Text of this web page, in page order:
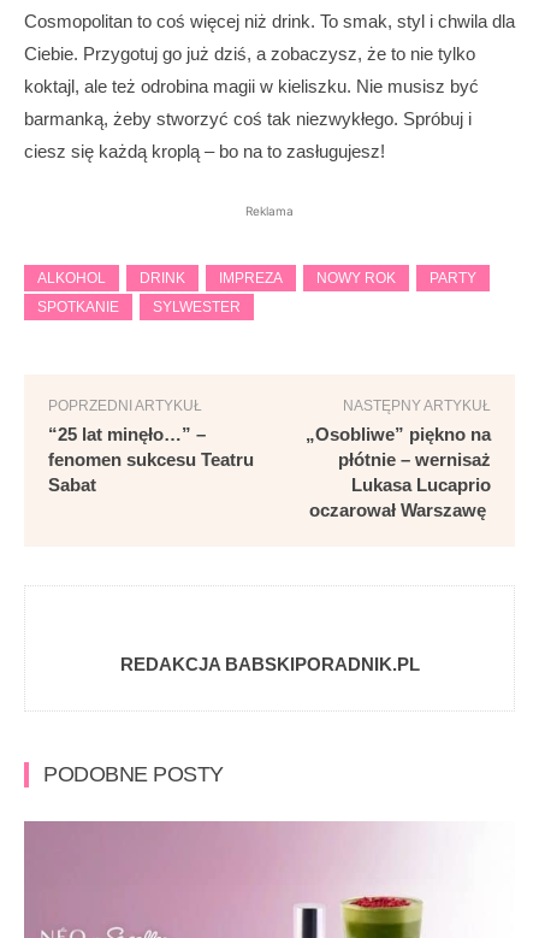
Cosmopolitan to coś więcej niż drink. To smak, styl i chwila dla
Ciebie. Przygotuj go już dziś, a zobaczysz, że to nie tylko
koktajl, ale też odrobina magii w kieliszku. Nie musisz być
barmanką, żeby stworzyć coś tak niezwykłego. Spróbuj i
ciesz się każdą kroplą – bo na to zasługujesz!
Reklama
ALKOHOL DRINK IMPREZA NOWY ROK
PARTY
SPOTKANIE
SYLWESTER
POPRZEDNI ARTYKUŁ
“25 lat minęło…” –
fenomen sukcesu Teatru
Sabat
NASTĘPNY ARTYKUŁ
„Osobliwe” piękno na
płótnie – wernisaż
Lukasa Lucaprio
oczarował Warszawę
REDAKCJA BABSKIPORADNIK.PL
PODOBNE POSTY